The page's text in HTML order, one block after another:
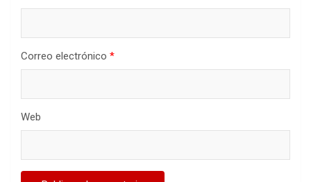
Correo electrónico *
Web